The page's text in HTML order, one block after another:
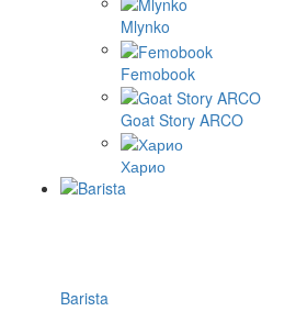
Mlynko
Femobook
Goat Story ARCO
Харио
Barista